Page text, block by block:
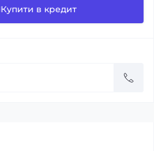
Купити в кредит